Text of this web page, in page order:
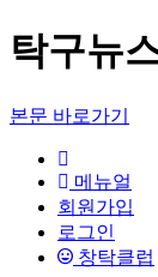
탁구뉴
본문 바로가기
메뉴얼
회원가입
로그인
창탁클럽